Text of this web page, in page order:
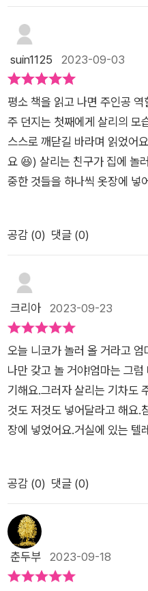
려줄 수 없는 살리.'그럼 옷장
디가 엄마 자신도 옷장에 들
두 옷장에 넣기 시작하는 살리
그 모습을 발견한 엄마는 깜짝
요, 사실 제가 이 그림책에서
서도 웃을 수 있는 엄마와 뭐
마라면 화를 낼 수 있는 포인
데 말이죠.(^^)아이가 이 책을
다 이뤄내고 엄마도 어느 정
이가 마지막에 주어집니다.처
있네요.그나저나 저 옷장.. 이
편리할 것 같은데요? 구매의
도서 협찬을 받았고 본인의 주
니다]
suin1125 2023-09-03
평소 책을 읽고 나면 주인공
주 던지는 첫째에게 살리의 모
스스로 깨닫길 바라며 읽었어
요 😆) 살리는 친구가 집에 놀
중한 것들을 하나씩 옷장에 넣
어 변기까지 넣어요 살리가 어
디에 싸요?하면서 이 장면이
욕심많고 이기적인 사람들은
요 '이기적이다'라는 말을 알려줬었는데 그 결과를 그림으로 명확
히 보여주는것같아 좋았어요
함께 재미있는 포인트들이 많
는 책이랍니다📚어린이집,유
념을 알아가는 친구들, 동생
친구들에게 추천해요🖤출판
공감 (0) 댓글 (0)
크리아 2023-09-23
오늘 니코가 놀러 올 거라고
나만 갖고 놀 거야!엄마는 그
기해요.그러자 살리는 기차도
것도 저것도 넣어달라고 해요.
장에 넣었어요.거실에 있는 텔
더니 엄마까지 옷장으로 밀어
살리는 다른 친구 에바가 놀러
안한 마음에 옷장 문을 열어보
도 우루루 쏟아졌어요.​무엇이
음을 너무나 잘 표현한 그림책
공감 (0) 댓글 (0)
춘두부 2023-09-18